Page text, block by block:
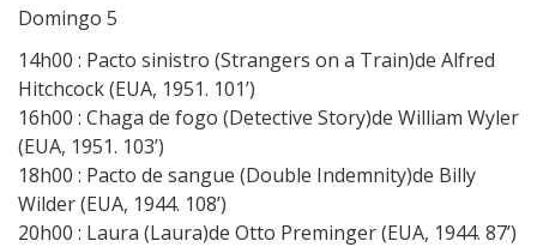
Domingo 5
14h00 : Pacto sinistro (Strangers on a Train)de Alfred
Hitchcock (EUA, 1951. 101’)
16h00 : Chaga de fogo (Detective Story)de William Wyler
(EUA, 1951. 103’)
18h00 : Pacto de sangue (Double Indemnity)de Billy
Wilder (EUA, 1944. 108’)
20h00 : Laura (Laura)de Otto Preminger (EUA, 1944. 87’)